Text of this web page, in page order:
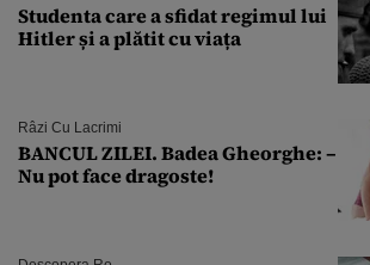
Studenta care a sfidat regimul lui
Hitler și a plătit cu viața
Râzi Cu Lacrimi
BANCUL ZILEI. Badea Gheorghe: –
Nu pot face dragoste!